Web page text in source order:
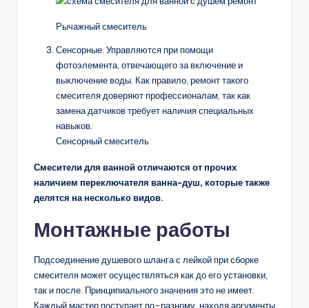
Рычажный смеситель
Сенсорные. Управляются при помощи
фотоэлемента, отвечающего за включение и
выключение воды. Как правило, ремонт такого
смесителя доверяют профессионалам, так как
замена датчиков требует наличия специальных
навыков.
Сенсорный смеситель
Смесители для ванной отличаются от прочих
наличием переключателя ванна-душ, которые также
делятся на несколько видов.
Монтажные работы
Подсоединение душевого шланга с лейкой при сборке
смесителя может осуществляться как до его установки,
так и после. Принципиального значения это не имеет.
Каждый мастер поступает по-разному, находя аргументы